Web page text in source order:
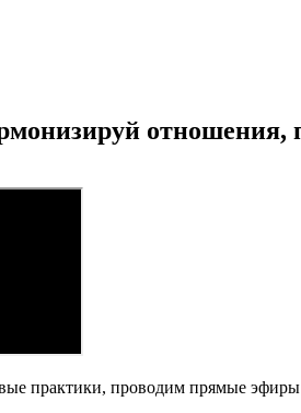
практики, проводим прямые эфиры